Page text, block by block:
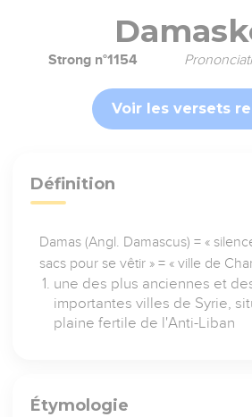
Strong n°1154
Voir les versets
Définition
Damas (Angl. Damascus) = «
sacs pour se vêtir » = « ville de
une des plus anciennes et
importantes villes de Syrie,
plaine fertile de l'Anti-Liban
Étymologie